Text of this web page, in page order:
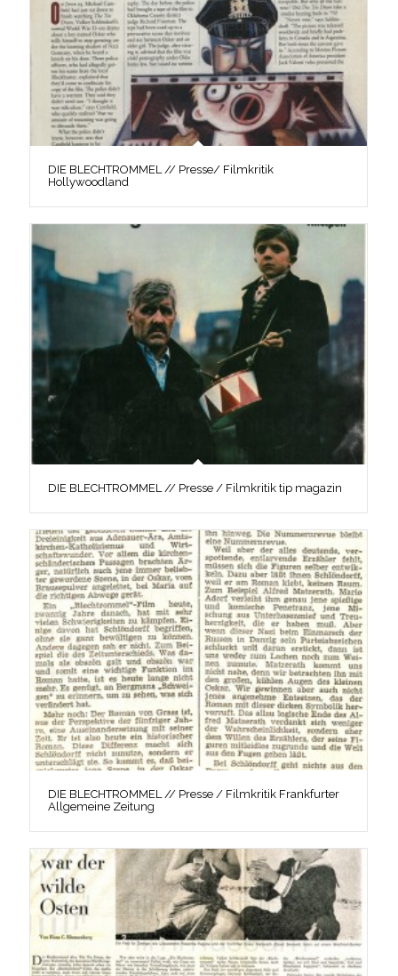
DIE BLECHTROMMEL // Presse/ Filmkritik
Hollywoodland
DIE BLECHTROMMEL // Presse / Filmkritik tip magazin
DIE BLECHTROMMEL // Presse / Filmkritik Frankfurter
Allgemeine Zeitung